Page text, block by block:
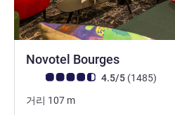
Novotel Bourges
고객 평점 (ALL 평가)
4.5/5 (1485리뷰
)
거리 107 m